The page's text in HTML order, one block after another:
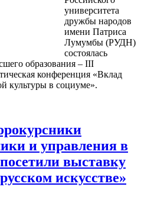
университета
дружбы народов
имени Патриса
Лумумбы (РУДН)
состоялась
образования – III
конференция «Вклад
культуры в социуме».
и управления в
выставку
искусстве»